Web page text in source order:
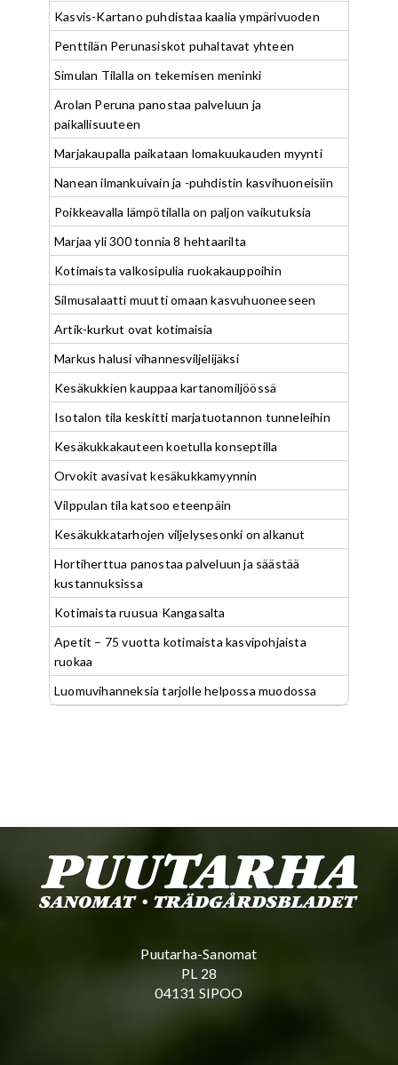
Kasvis-Kartano puhdistaa kaalia ympärivuoden
Penttilän Perunasiskot puhaltavat yhteen
Simulan Tilalla on tekemisen meninki
Arolan Peruna panostaa palveluun ja
paikallisuuteen
Marjakaupalla paikataan lomakuukauden myynti
Nanean ilmankuivain ja -puhdistin kasvihuoneisiin
Poikkeavalla lämpötilalla on paljon vaikutuksia
Marjaa yli 300 tonnia 8 hehtaarilta
Kotimaista valkosipulia ruokakauppoihin
Silmusalaatti muutti omaan kasvuhuoneeseen
Artik-kurkut ovat kotimaisia
Markus halusi vihannesviljelijäksi
Kesäkukkien kauppaa kartanomiljöössä
Isotalon tila keskitti marjatuotannon tunneleihin
Kesäkukkakauteen koetulla konseptilla
Orvokit avasivat kesäkukkamyynnin
Vilppulan tila katsoo eteenpäin
Kesäkukkatarhojen viljelysesonki on alkanut
Hortiherttua panostaa palveluun ja säästää
kustannuksissa
Kotimaista ruusua Kangasalta
Apetit – 75 vuotta kotimaista kasvipohjaista
ruokaa
Luomuvihanneksia tarjolle helpossa muodossa
Puutarha-Sanomat
PL 28
04131 SIPOO